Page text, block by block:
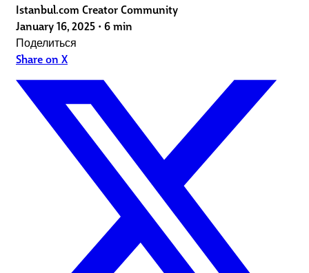
Istanbul.com Creator Community
January 16, 2025 • 6 min
Поделиться
Share on X